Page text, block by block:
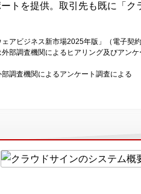
トを提供。取引先も既に「
アビジネス新市場2025年版」（電子契
部調査機関によるヒアリング及びアン
調査機関によるアンケート調査による